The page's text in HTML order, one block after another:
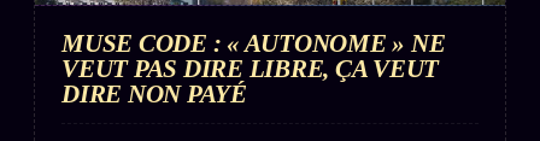
MUSE CODE : « AUTONOME » NE
VEUT PAS DIRE LIBRE, ÇA VEUT
DIRE NON PAYÉ